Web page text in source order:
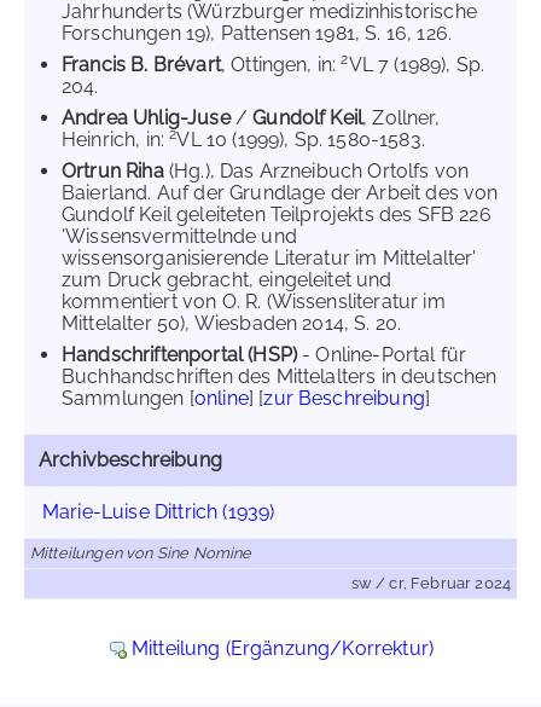
Jahrhunderts (Würzburger medizinhistorische
Forschungen 19), Pattensen 1981, S. 16, 126.
Francis B. Brévart, Ottingen, in:2VL 7 (1989), Sp.
204.
Andrea Uhlig-Juse/Gundolf Keil, Zollner,
Heinrich, in:2VL 10 (1999), Sp. 1580-1583.
Ortrun Riha (Hg.), Das Arzneibuch Ortolfs von
Baierland. Auf der Grundlage der Arbeit des von
Gundolf Keil geleiteten Teilprojekts des SFB 226
'Wissensvermittelnde und
wissensorganisierende Literatur im Mittelalter'
zum Druck gebracht, eingeleitet und
kommentiert von O. R. (Wissensliteratur im
Mittelalter 50), Wiesbaden 2014, S. 20.
Handschriftenportal (HSP)- Online-Portal für
Buchhandschriften des Mittelalters in deutschen
Sammlungen [online] [zur Beschreibung]
Archivbeschreibung
Marie-Luise Dittrich (1939)
Mitteilungen von Sine Nomine
sw / cr, Februar 2024
Mitteilung (Ergänzung/Korrektur)